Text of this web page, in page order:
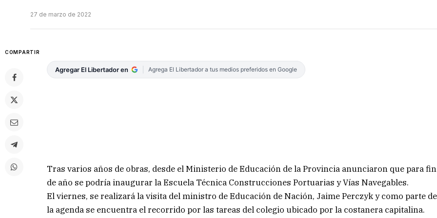
27 de marzo de 2022
COMPARTIR
Agregar El Libertador en Agrega El Libertador a tus medios preferidos en Google
Tras varios años de obras, desde el Ministerio de Educación de la Provincia anunciaron que para fin
de año se podría inaugurar la Escuela Técnica Construcciones Portuarias y Vías Navegables.
El viernes, se realizará la visita del ministro de Educación de Nación, Jaime Perczyk y como parte de
la agenda se encuentra el recorrido por las tareas del colegio ubicado por la costanera capitalina.